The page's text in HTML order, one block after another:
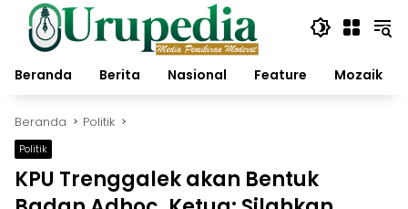
Langsung
konten
Beranda
Berita Nasional Feature Mozaik
Beranda Politik
Politik
KPU Trenggalek akan Bentuk